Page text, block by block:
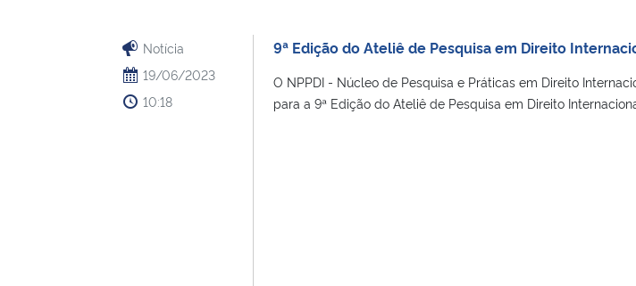
Notícia
19/06/2023
10:18
9ª Edição do Ateliê de Pesquisa em Direito
O NPPDI - Núcleo de Pesquisa e Práticas em Direito
para a 9ª Edição do Ateliê de Pesquisa em Direito